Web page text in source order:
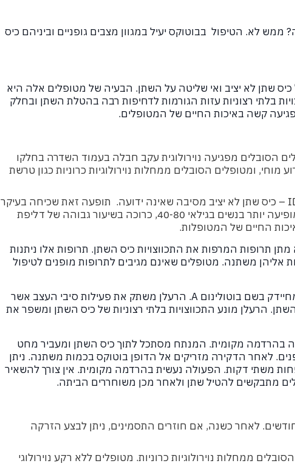
לא. הטיפול בבוטוקס יעיל במגוון מצבים גופניים וביניהם כיס
כיס שתן לא יציב ואי שליטה על השתן. הבעיה של מטופלים אלה היא
בלתי רצוניות עזות הגורמות לדחיפות רבה בהטלת השתן ובחלק
קשה באיכות החיים של המטופלים.
הסובלים מפגיעה נוירולוגית עקב חבלה בעמוד השדרה בחלקו
מוחי, ומטופלים הסובלים ממחלות נוירולוגיות כרוניות כגון טרשת
IDIOPATHIC OVERACTIVE BLADDER – כיס שתן לא יציב מסיבה שאינה ידועה. תופעה זאת שכיחה בעיקר
בנשים וסיבתה כאמור לא ידועה. היא מופיעה יותר בנשים בגילאי 40-80, כרוכה בשיעור גבוהה של דליפת
החיים של המטופלות.
תרופות המרפות את התכווצויות כיס השתן. תרופות אלו ניתנות
אליהן משתנה. מטופלים שאינם מגיבים לתרופות מופנים לטיפול
בוטוקס הוא השם המסחרי לרעלן המופק מחיידק בשם בוטולינום A. הרעלן משתק את פעילות סיבי העצב אשר
הרעלן מונע התכווצויות בלתי רצוניות של כיס השתן ומשפר את
בהרדמה מקומית. המנתח מסתכל לתוך כיס השתן ומעביר מחט
לאחר הדקירה מזריקים אל הדופן בוטוקס בכמות משתנה. ניתן
תוך פחות משתי דקות. הפעולה נעשית בהרדמה מקומית. אין צורך להשאיר
מתבקשים להטיל שתן ולאחר מכן משוחררים הביתה.
הפעולה של הבוטוקס הוא 9-12 חודשים. לאחר כשנה, אם חוזרים התסמינים, ניתן לבצע הזרקה
ממחלות נוירולוגיות כרוניות. מטופלים ללא רקע נוירולוגי